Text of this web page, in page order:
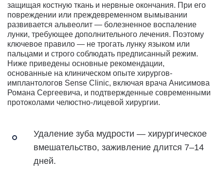
защищая костную ткань и нервные окончания. При его
повреждении или преждевременном вымывании
развивается альвеолит — болезненное воспаление
лунки, требующее дополнительного лечения. Поэтому
ключевое правило — не трогать лунку языком или
пальцами и строго соблюдать предписанный режим.
Ниже приведены основные рекомендации,
основанные на клиническом опыте хирургов-
имплантологов Sense Clinic, включая врача Анисимова
Романа Сергеевича, и подтвержденные современными
протоколами челюстно-лицевой хирургии.
Удаление зуба мудрости — хирургическое
вмешательство, заживление длится 7–14
дней.